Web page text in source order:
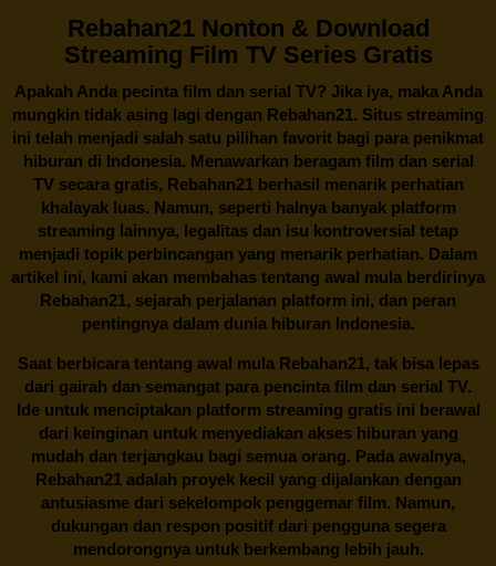
Rebahan21 Nonton & Download
Streaming Film TV Series Gratis
Apakah Anda pecinta film dan serial TV? Jika iya, maka Anda
mungkin tidak asing lagi dengan Rebahan21. Situs streaming
ini telah menjadi salah satu pilihan favorit bagi para penikmat
hiburan di Indonesia. Menawarkan beragam film dan serial
TV secara gratis, Rebahan21berhasil menarik perhatian
khalayak luas. Namun, seperti halnya banyak platform
streaming lainnya, legalitas dan isu kontroversial tetap
menjadi topik perbincangan yang menarik perhatian. Dalam
artikel ini, kami akan membahas tentang awal mula berdirinya
Rebahan21, sejarah perjalanan platform ini, dan peran
pentingnya dalam dunia hiburan Indonesia.
Saat berbicara tentang awal mula Rebahan21, tak bisa lepas
dari gairah dan semangat para pencinta film dan serial TV.
Ide untuk menciptakan platform streaming gratis ini berawal
dari keinginan untuk menyediakan akses hiburan yang
mudah dan terjangkau bagi semua orang. Pada awalnya,
Rebahan21 adalah proyek kecil yang dijalankan dengan
antusiasme dari sekelompok penggemar film. Namun,
dukungan dan respon positif dari pengguna segera
mendorongnya untuk berkembang lebih jauh.